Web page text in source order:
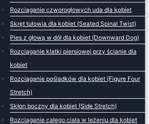
Rozciąganie czworogłowych uda dla kobiet
Skręt tułowia dla kobiet (Seated Spinal Twist)
Pies z głową w dół dla kobiet (Downward Dog)
Rozciąganie klatki piersiowej przy ścianie dla
kobiet
Rozciąganie pośladków dla kobiet (Figure Four
Stretch)
Skłon boczny dla kobiet (Side Stretch)
Rozciąganie całego ciała w leżeniu dla kobiet